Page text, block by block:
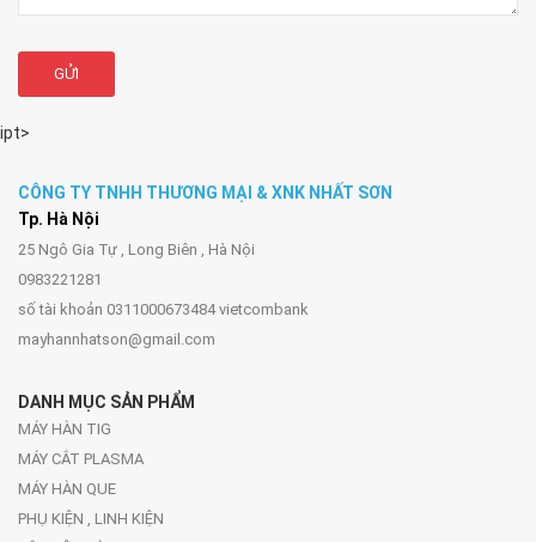
GỬI
ipt>
CÔNG TY TNHH THƯƠNG MẠI & XNK NHẤT SƠN
Tp. Hà Nội
25 Ngô Gia Tự , Long Biên , Hà Nội
0983221281
số tài khoản 0311000673484 vietcombank
mayhannhatson@gmail.com
DANH MỤC SẢN PHẨM
MÁY HÀN TIG
MÁY CẮT PLASMA
MÁY HÀN QUE
PHỤ KIỆN , LINH KIỆN